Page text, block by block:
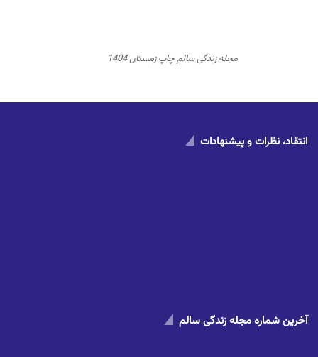
مجله زندگی سالم چاپ زمستان 1404
انتقاد، نظرات و پیشنهادات
آخرین شماره مجله زندگی سالم